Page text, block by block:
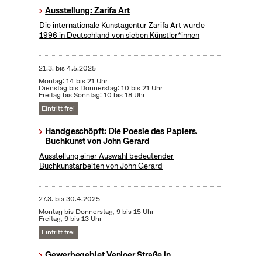
Ausstellung: Zarifa Art
Die internationale Kunstagentur Zarifa Art wurde
1996 in Deutschland von sieben Künstler*innen
21.3. bis4.5.2025
Montag: 14 bis 21 Uhr
Dienstag bis Donnerstag: 10 bis 21 Uhr
Freitag bis Sonntag: 10 bis 18 Uhr
Eintritt frei
Handgeschöpft: Die Poesie des Papiers.
Buchkunst von John Gerard
Ausstellung einer Auswahl bedeutender
Buchkunstarbeiten von John Gerard
27.3. bis30.4.2025
Montag bis Donnerstag, 9 bis 15 Uhr
Freitag, 9 bis 13 Uhr
Eintritt frei